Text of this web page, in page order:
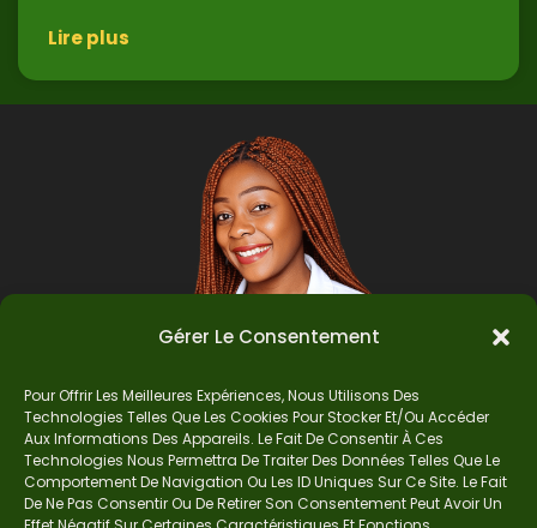
Gérer Le Consentement
Pour Offrir Les Meilleures Expériences, Nous Utilisons Des
Technologies Telles Que Les Cookies Pour Stocker Et/ou Accéder
Aux Informations Des Appareils. Le Fait De Consentir À Ces
Technologies Nous Permettra De Traiter Des Données Telles Que Le
Comportement De Navigation Ou Les ID Uniques Sur Ce Site. Le Fait
De Ne Pas Consentir Ou De Retirer Son Consentement Peut Avoir Un
Lire plus
Auteur
Je suis Madame Mba, une enseignante certifiée